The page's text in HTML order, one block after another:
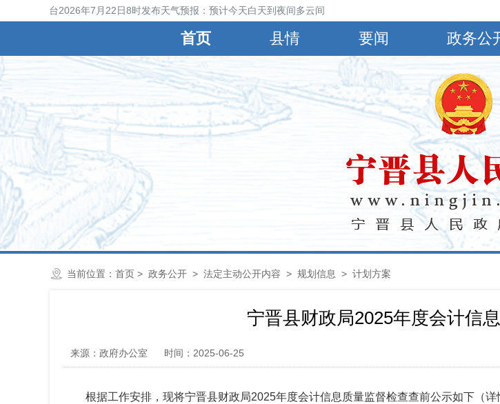
晋县气象台2026年7月22日8时发布天气预报：预计今天白天到夜间多云间阴，有小到中雨，偏南风4～5级，阵风6
首页 县情 要闻 政务公
当前位置： 首页 > 政务公开 > 法定主动公开内容 > 规划信息 > 计划方案
宁晋县财政局2025年度会计信
来源：政府办公室 时间：2025-06-25
根据工作安排，现将宁晋县财政局2025年度会计信息质量监督检查查前公示如下（详